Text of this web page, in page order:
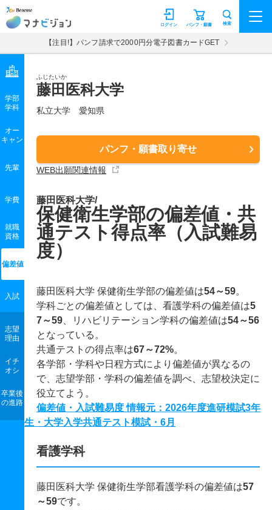
マナビジョン パンフ・願書
ログイン 検索
【注目!】パンフ請求で2000円分電子図書カードGET
ふじたいか
藤田医科大学
私立大学 愛知県
パンフ・願書取り寄せ
WEB出願関連情報
学部
学科
オー
キャン
先輩
学費
就職
資格
偏差値
入試
志望
理由
イチ
オシ
卒業後
の進路
藤田医科大学/
保健衛生学部の偏差値・共
通テスト得点率（入試難易
度）
藤田医科大学 保健衛生学部の偏差値は54～59。
学科ごとの偏差値としては、看護学科の偏差値は5
7～59 、リハビリテーション学科の偏差値は54～56
となっている。
共通テストの得点率は67～72%。
各学部・学科や日程方式により偏差値が異なるの
で、志望学部・学科の偏差値を調べ、志望校決定に
役立てよう。
偏差値・入試難易度 情報元：2026年度進研模試3年
生・大学入学共通テスト模試・6月
看護学科
藤田医科大学 保健衛生学部看護学科の偏差値は57
～59です。